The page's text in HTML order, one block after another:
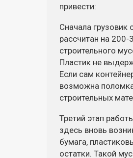
привести:
Сначала
рассчитан на
строительного
Пластик не
Если сам
возможна
строительных
Третий этап
здесь вновь
бумага,
остатки. Такой